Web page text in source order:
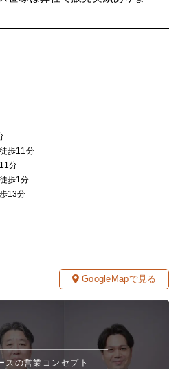
歩11分
分
歩1分
13分
GoogleMapで見る
スの営業コンセプト